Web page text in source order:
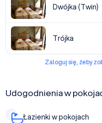
Dwójka (Twin)
Trójka
Zaloguj się, żeby
Udogodnienia w
Łazienki w pokojach